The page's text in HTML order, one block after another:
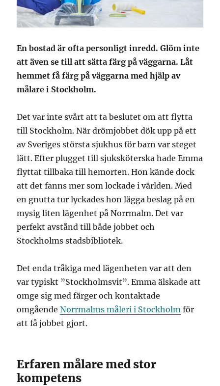
En bostad är ofta personligt inredd. Glöm inte
att även se till att sätta färg på väggarna. Låt
hemmet få färg på väggarna med hjälp av
målare i Stockholm.
Det var inte svårt att ta beslutet om att flytta
till Stockholm. När drömjobbet dök upp på ett
av Sveriges största sjukhus för barn var steget
lätt. Efter plugget till sjuksköterska hade Emma
flyttat tillbaka till hemorten. Hon kände dock
att det fanns mer som lockade i världen. Med
en gnutta tur lyckades hon lägga beslag på en
mysig liten lägenhet på Norrmalm. Det var
perfekt avstånd till både jobbet och
Stockholms stadsbibliotek.
Det enda tråkiga med lägenheten var att den
var typiskt ”Stockholmsvit”. Emma älskade att
omge sig med färger och kontaktade
omgåendeNorrmalms måleri i Stockholm för
att få jobbet gjort.
Erfaren målare med stor
kompetens